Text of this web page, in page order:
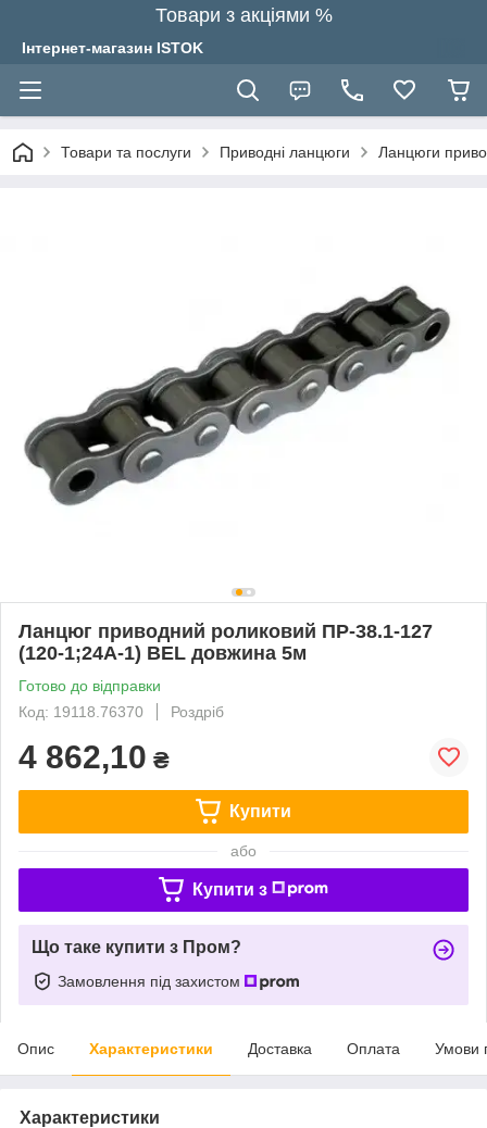
Товари з акціями %
Інтернет-магазин ISTOK
Товари та послуги Приводні ланцюги Ланцюги
Ланцюг приводний роликовий ПР-38.1-127
(120-1;24А-1) BEL довжина 5м
Готово до відправки
Код: 19118.76370
Роздріб
4 862,10 ₴
Купити
або
Купити з
Що таке купити з Пром?
Замовлення під захистом
Опис Характеристики Доставка Оплата Умови
Характеристики